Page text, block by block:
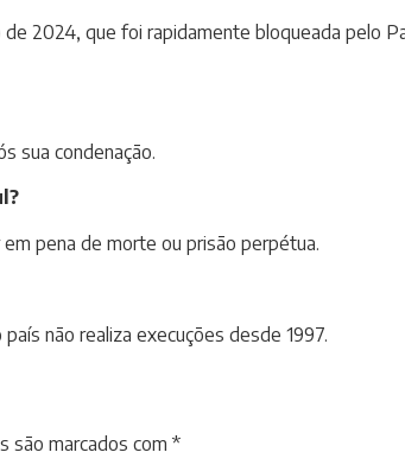
2024, que foi rapidamente bloqueada pelo
sua condenação.
pena de morte ou prisão perpétua.
não realiza execuções desde 1997.
são marcados com *